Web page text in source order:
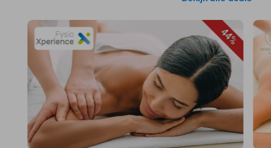
44%